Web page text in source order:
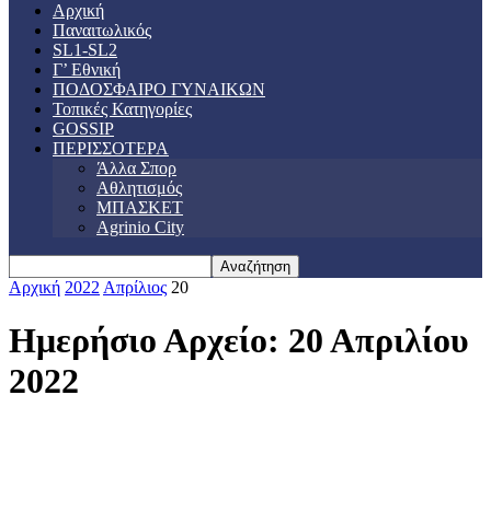
Αρχική
Παναιτωλικός
SL1-SL2
Γ’ Εθνική
ΠΟΔΟΣΦΑΙΡΟ ΓΥΝΑΙΚΩΝ
Τοπικές Κατηγορίες
GOSSIP
ΠΕΡΙΣΣΟΤΕΡΑ
Άλλα Σπορ
Αθλητισμός
ΜΠΑΣΚΕΤ
Agrinio City
Αρχική 2022 Απρίλιος 20
Ημερήσιο Αρχείο: 20 Απριλίου
2022